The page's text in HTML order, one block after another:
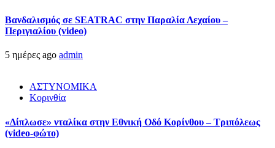
Βανδαλισμός σε SEATRAC στην Παραλία Λεχαίου –
Περιγιαλίου (video)
5 ημέρες ago admin
ΑΣΤΥΝΟΜΙΚΑ
Κορινθία
«Δίπλωσε» νταλίκα στην Εθνική Oδό Κορίνθου – Τριπόλεως
(video-φώτο)